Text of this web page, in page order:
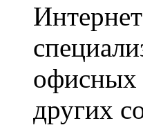
офисных
других